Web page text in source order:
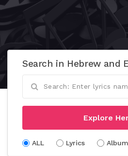
Search in Hebrew and
Explore
ALL Lyrics